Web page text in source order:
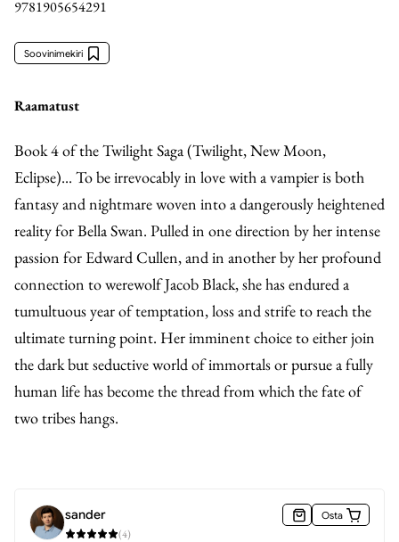
9781905654291
Soovinimekiri
Raamatust
Book 4 of the Twilight Saga (Twilight, New Moon,
Eclipse)... To be irrevocably in love with a vampier is both
fantasy and nightmare woven into a dangerously heightened
reality for Bella Swan. Pulled in one direction by her intense
passion for Edward Cullen, and in another by her profound
connection to werewolf Jacob Black, she has endured a
tumultuous year of temptation, loss and strife to reach the
ultimate turning point. Her imminent choice to either join
the dark but seductive world of immortals or pursue a fully
human life has become the thread from which the fate of
two tribes hangs.
sander
(4)
Osta